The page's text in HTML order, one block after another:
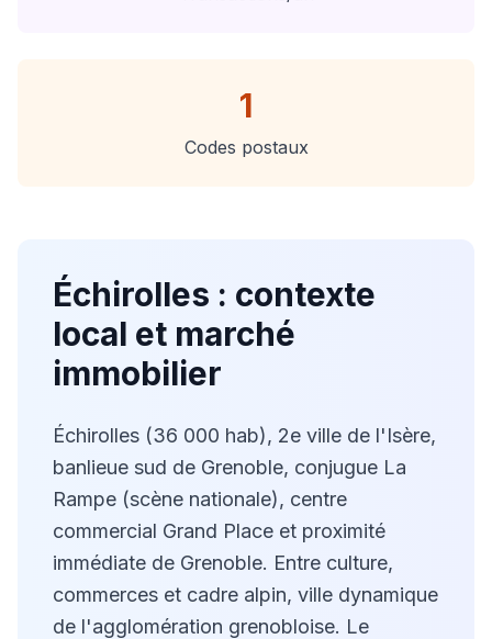
1
Codes postaux
Échirolles : contexte
local et marché
immobilier
Échirolles (36 000 hab), 2e ville de l'Isère,
banlieue sud de Grenoble, conjugue La
Rampe (scène nationale), centre
commercial Grand Place et proximité
immédiate de Grenoble. Entre culture,
commerces et cadre alpin, ville dynamique
de l'agglomération grenobloise. Le